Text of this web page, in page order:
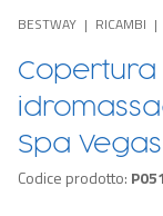
BESTWAY RICAMBI
Copertura
Spa Vegas
Codice prodotto: